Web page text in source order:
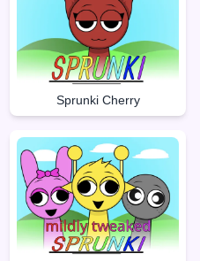
Sprunki Cherry